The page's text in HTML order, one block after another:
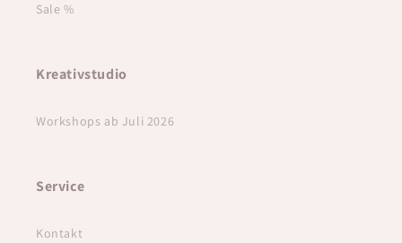
Sale %
Kreativstudio
Workshops ab Juli 2026
Service
Kontakt